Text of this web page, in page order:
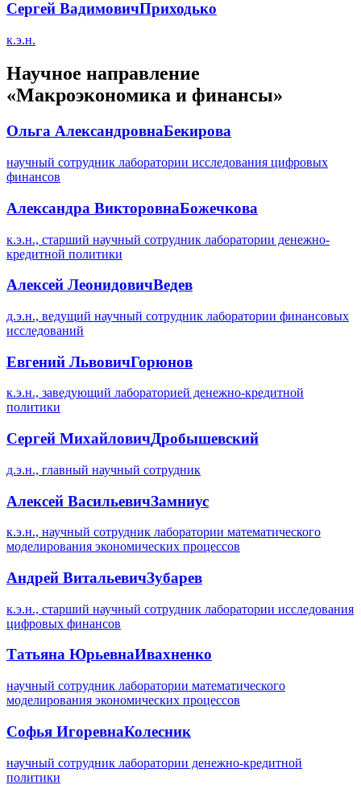
Сергей ВадимовичПриходько
к.э.н.
Научное направление
«Макроэкономика и финансы»
Ольга АлександровнаБекирова
научный сотрудник лаборатории исследования цифровых
финансов
Александра ВикторовнаБожечкова
к.э.н., старший научный сотрудник лаборатории денежно-
кредитной политики
Алексей ЛеонидовичВедев
д.э.н., ведущий научный сотрудник лаборатории финансовых
исследований
Евгений ЛьвовичГорюнов
к.э.н., заведующий лабораторией денежно-кредитной
политики
Сергей МихайловичДробышевский
д.э.н., главный научный сотрудник
Алексей ВасильевичЗамниус
к.э.н., научный сотрудник лаборатории математического
моделирования экономических процессов
Андрей ВитальевичЗубарев
к.э.н., старший научный сотрудник лаборатории исследования
цифровых финансов
Татьяна ЮрьевнаИвахненко
научный сотрудник лаборатории математического
моделирования экономических процессов
Софья ИгоревнаКолесник
научный сотрудник лаборатории денежно-кредитной
политики